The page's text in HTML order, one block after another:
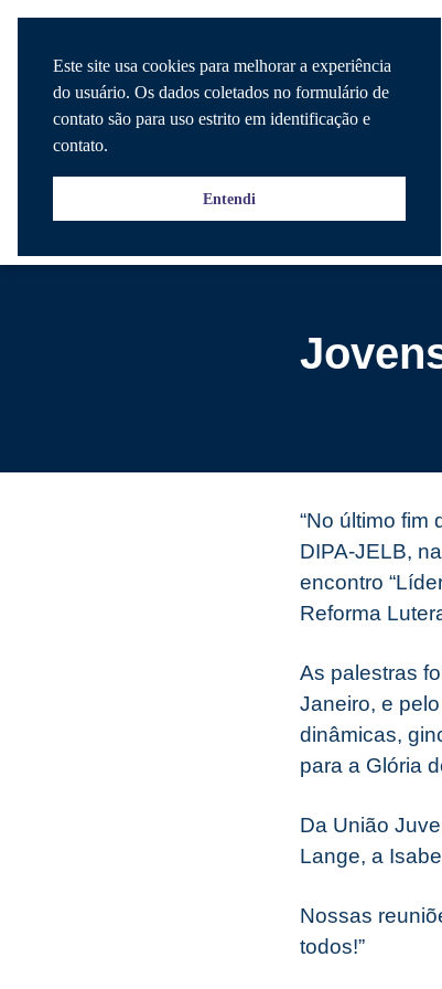
“No último fim
DIPA-JELB,
encontro
Reforma
As palestras
Janeiro, e
dinâmicas,
para a Glória
Da União
Lange, a
Nossas
todos!”
Este site usa cookies para melhorar a experiência
do usuário. Os dados coletados no formulário de
contato são para uso estrito em identificação e
contato.
Entendi